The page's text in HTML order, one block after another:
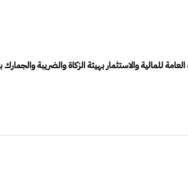
للمالية والاستثمار بهيئة الزكاة والضريبة